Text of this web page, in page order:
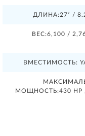
ДЛИНА:27′ /
ВЕС:6,100 /
ВМЕСТИМОСТЬ:
МОЩНОСТЬ:430 HP